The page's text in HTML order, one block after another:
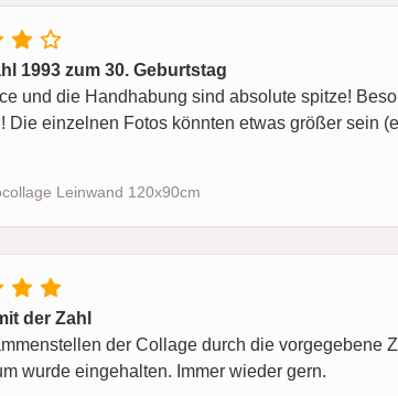
1993 zum 30. Geburtstag
und die Handhabung sind absolute spitze!
Die einzelnen Fotos könnten etwas größer sein
Leinwand 120x90cm
der Zahl
der Collage durch die vorgegebene
wurde eingehalten. Immer wieder gern.